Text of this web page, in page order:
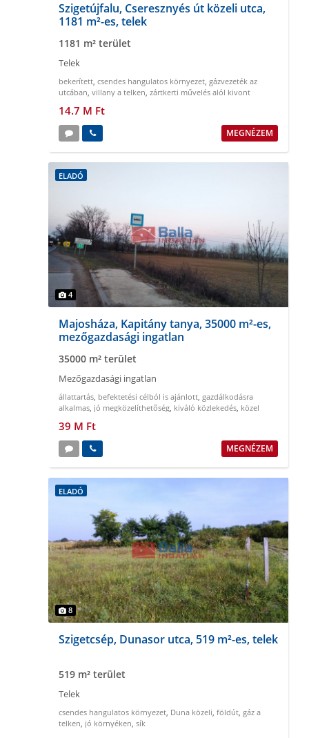
Szigetújfalu, Cseresznyés út közeli utca,
1181 m²-es, telek
1181 m² terület
Telek
bekerített, csendes hangulatos környezet, gázvezeték az
utcában, villany a telken, zártkerti művelés alól kivont
14.7 M Ft
MEGNÉZEM
ELADÓ
4
Majosháza, Kapitány tanya, 35000 m²-es,
mezőgazdasági ingatlan
35000 m² terület
Mezőgazdasági ingatlan
állattartás, befektetési célból is ajánlott, gazdálkodásra
alkalmas, jó megközelíthetőség, kiváló közlekedés, közel
39 M Ft
MEGNÉZEM
ELADÓ
8
Szigetcsép, Dunasor utca, 519 m²-es, telek
519 m² terület
Telek
csendes hangulatos környezet, Duna közeli, földút, gáz a
telken, jó környéken, sík